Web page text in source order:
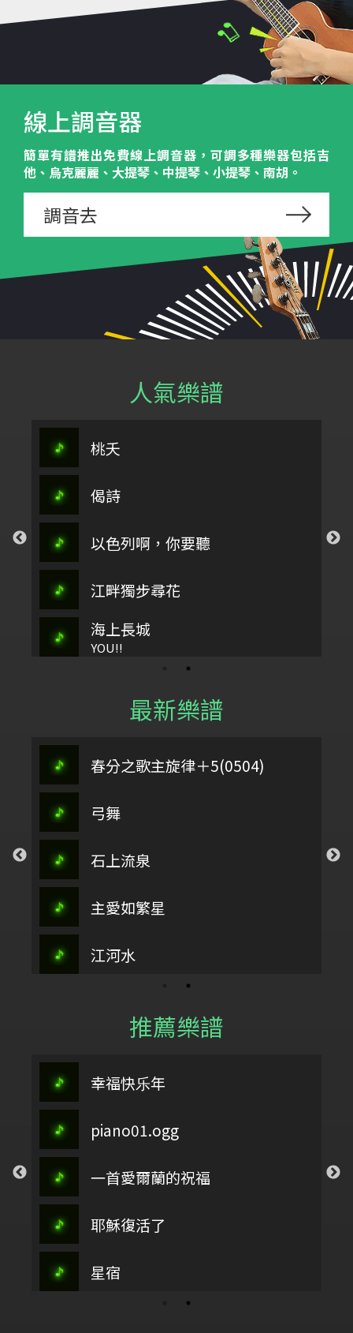
線上調音器
簡單有譜推出免費線上調音器，可調多種樂器包括吉
他、烏克麗麗、大提琴、中提琴、小提琴、南胡。
調音去
人氣樂譜
桃夭
偈詩
以色列啊，你要聽
江畔獨步尋花
海上長城
YOU!!
最新樂譜
春分之歌主旋律＋5(0504)
弓舞
石上流泉
主愛如繁星
江河水
推薦樂譜
幸福快乐年
piano01.ogg
一首愛爾蘭的祝福
耶穌復活了
星宿